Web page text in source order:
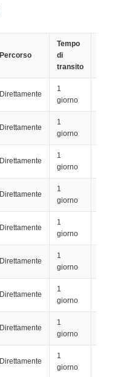
Percorso
Tempo
di
transito
Direttamente
1
giorno
Direttamente
1
giorno
Direttamente
1
giorno
Direttamente
1
giorno
Direttamente
1
giorno
Direttamente
1
giorno
Direttamente
1
giorno
Direttamente
1
giorno
Direttamente
1
giorno